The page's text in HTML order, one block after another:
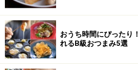
おうち時間にぴったり
れるB級おつまみ5選